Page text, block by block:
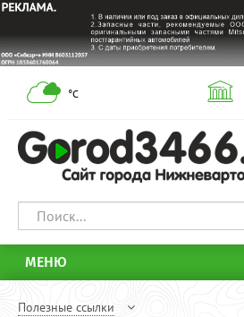
°С
МЕНЮ
Полезные ссылки